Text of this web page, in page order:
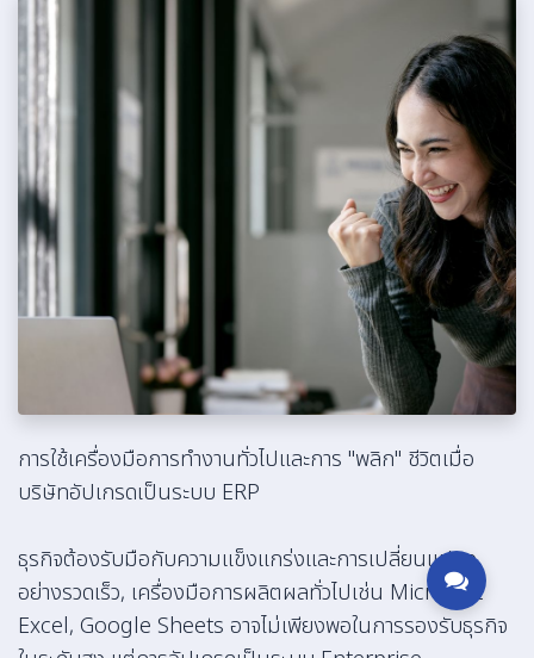
การใช้เครื่องมือการทำงานทั่วไปและการ "พลิก" ชีวิตเมื่อ
บริษัทอัปเกรดเป็นระบบ ERP
ธุรกิจต้องรับมือกับความแข็งแกร่งและการเปลี่ยนแปลง
อย่างรวดเร็ว, เครื่องมือการผลิตผลทั่วไปเช่น Microsoft
Excel, Google Sheets อาจไม่เพียงพอในการรองรับธุรกิจ